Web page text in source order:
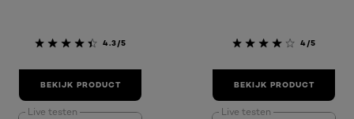
4.3/5
BEKIJK PRODUCT
4/5
BEKIJK PRODUCT
Live testen Live testen